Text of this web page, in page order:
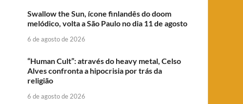
Swallow the Sun, ícone finlandês do doom
melódico, volta a São Paulo no dia 11 de agosto
6 de agosto de 2026
“Human Cult”: através do heavy metal, Celso
Alves confronta a hipocrisia por trás da
religião
6 de agosto de 2026